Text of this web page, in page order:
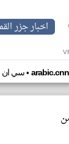
اخبار جزر
سي ان•